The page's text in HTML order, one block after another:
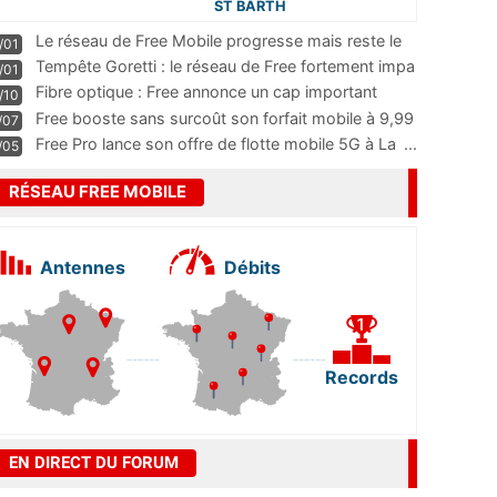
ST BARTH
Le réseau de Free Mobile progresse mais reste le
m
...
Tempête Goretti : le réseau de Free fortement impa
Fibre optique : Free annonce un cap important
pass
...
Free booste sans surcoût son forfait mobile à 9,99
Free Pro lance son offre de flotte mobile 5G à La ...
RÉSEAU FREE MOBILE
Antennes Débits
Records
EN DIRECT DU FORUM